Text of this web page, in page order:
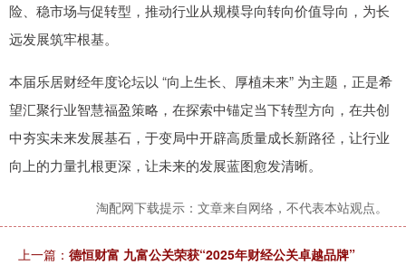
险、稳市场与促转型，推动行业从规模导向转向价值导向，为长
远发展筑牢根基。
本届乐居财经年度论坛以 “向上生长、厚植未来” 为主题，正是希
望汇聚行业智慧福盈策略，在探索中锚定当下转型方向，在共创
中夯实未来发展基石，于变局中开辟高质量成长新路径，让行业
向上的力量扎根更深，让未来的发展蓝图愈发清晰。
淘配网下载提示：文章来自网络，不代表本站观点。
上一篇： 德恒财富 九富公关荣获“2025年财经公关卓越品牌”